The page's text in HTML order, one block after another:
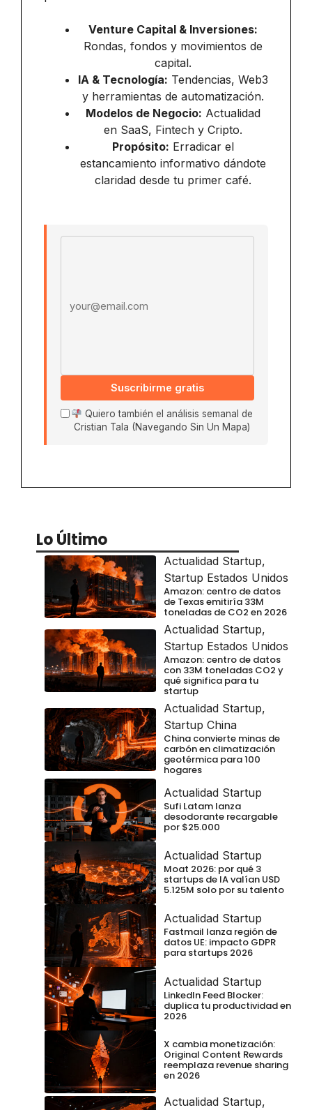
Venture Capital & Inversiones:
Rondas, fondos y movimientos de
capital.
IA & Tecnología: Tendencias, Web3
y herramientas de automatización.
Modelos de Negocio: Actualidad
en SaaS, Fintech y Cripto.
Propósito: Erradicar el
estancamiento informativo dándote
claridad desde tu primer café.
Suscribirme gratis
Quiero también el análisis semanal de
Cristian Tala (Navegando Sin Un Mapa)
Lo Último
Actualidad Startup,
Startup Estados Unidos
Amazon: centro de datos
de Texas emitiría 33M
toneladas de CO2 en 2026
Actualidad Startup,
Startup Estados Unidos
Amazon: centro de datos
con 33M toneladas CO2 y
qué significa para tu
startup
Actualidad Startup,
Startup China
China convierte minas de
carbón en climatización
geotérmica para 100
hogares
Actualidad Startup
Sufi Latam lanza
desodorante recargable
por $25.000
Actualidad Startup
Moat 2026: por qué 3
startups de IA valían USD
5.125M solo por su talento
Actualidad Startup
Fastmail lanza región de
datos UE: impacto GDPR
para startups 2026
Actualidad Startup
LinkedIn Feed Blocker:
duplica tu productividad en
2026
X cambia monetización:
Original Content Rewards
reemplaza revenue sharing
en 2026
Actualidad Startup,